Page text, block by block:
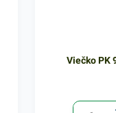
Viečko PK